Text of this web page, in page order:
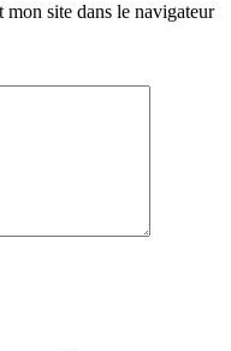
site dans le navigateur